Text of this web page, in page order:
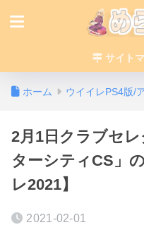
サイト
ホーム ウイイレPS4版/
2月1日クラブセ
ターシティCS」
レ2021】
2021-02-01